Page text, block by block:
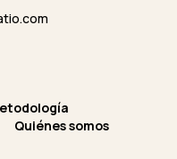
Quiénes somos